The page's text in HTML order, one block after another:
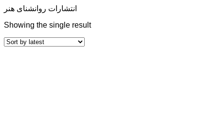
انتشارات روانشنای هنر
Showing the single result